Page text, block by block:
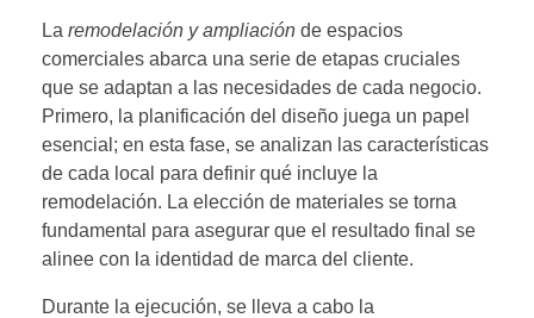
La remodelación y ampliación de espacios
comerciales abarca una serie de etapas cruciales
que se adaptan a las necesidades de cada negocio.
Primero, la planificación del diseño juega un papel
esencial; en esta fase, se analizan las características
de cada local para definir qué incluye la
remodelación. La elección de materiales se torna
fundamental para asegurar que el resultado final se
alinee con la identidad de marca del cliente.
Durante la ejecución, se lleva a cabo la